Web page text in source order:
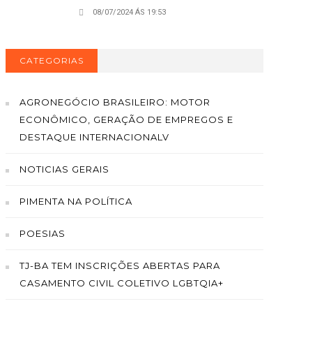
08/07/2024 ÁS 19:53
CATEGORIAS
AGRONEGÓCIO BRASILEIRO: MOTOR
ECONÔMICO, GERAÇÃO DE EMPREGOS E
DESTAQUE INTERNACIONALV
NOTICIAS GERAIS
PIMENTA NA POLÍTICA
POESIAS
TJ-BA TEM INSCRIÇÕES ABERTAS PARA
CASAMENTO CIVIL COLETIVO LGBTQIA+